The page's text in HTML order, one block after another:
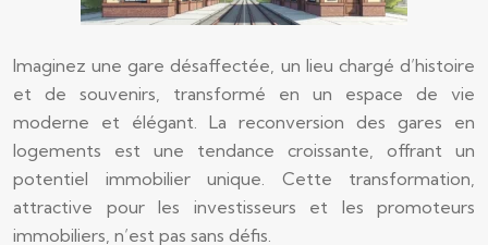
Imaginez une gare désaffectée, un lieu chargé d’histoire
et de souvenirs, transformé en un espace de vie
moderne et élégant. La reconversion des gares en
logements est une tendance croissante, offrant un
potentiel immobilier unique. Cette transformation,
attractive pour les investisseurs et les promoteurs
immobiliers, n’est pas sans défis.